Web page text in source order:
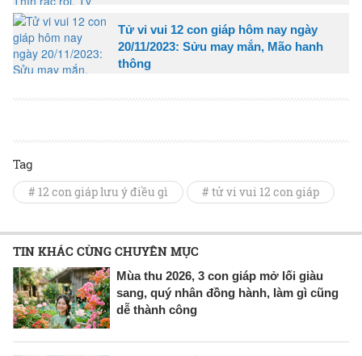
Tử vi vui 12 con giáp hôm nay ngày
20/11/2023: Sửu may mắn, Mão hanh
thông
Tag
# 12 con giáp lưu ý điều gì # tử vi vui 12 con giáp
TIN KHÁC CÙNG CHUYÊN MỤC
Mùa thu 2026, 3 con giáp mở lối giàu
sang, quý nhân đồng hành, làm gì cũng
dễ thành công